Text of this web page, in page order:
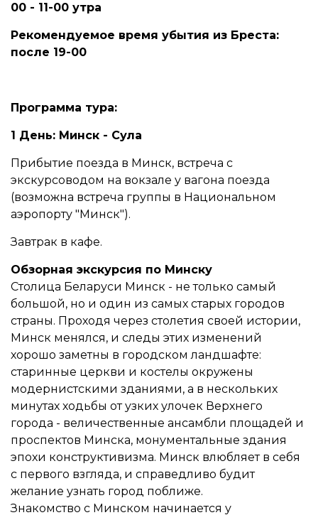
00 - 11-00 утра
Рекомендуемое время убытия из Бреста:
после 19-00
Программа тура:
1 День: Минск - Сула
Прибытие поезда в Минск, встреча с
экскурсоводом на вокзале у вагона поезда
(возможна встреча группы в Национальном
аэропорту "Минск").
Завтрак в кафе.
Обзорная экскурсия по Минску
Столица Беларуси Минск - не только самый
большой, но и один из самых старых городов
страны. Проходя через столетия своей истории,
Минск менялся, и следы этих изменений
хорошо заметны в городском ландшафте:
старинные церкви и костелы окружены
модернистскими зданиями, а в нескольких
минутах ходьбы от узких улочек Верхнего
города - величественные ансамбли площадей и
проспектов Минска, монументальные здания
эпохи конструктивизма. Минск влюбляет в себя
с первого взгляда, и справедливо будит
желание узнать город поближе.
Знакомство с Минском начинается у